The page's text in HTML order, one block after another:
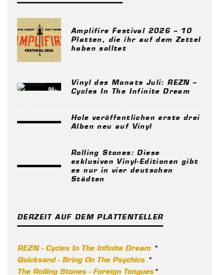
Amplifire Festival 2026 – 10
Platten, die ihr auf dem Zettel
haben solltet
84%
Vinyl des Monats Juli: REZN –
Cycles In The Infinite Dream
Hole veröffentlichen erste drei
Alben neu auf Vinyl
Rolling Stones: Diese
exklusiven Vinyl-Editionen gibt
es nur in vier deutschen
Städten
DERZEIT AUF DEM PLATTENTELLER
REZN - Cycles In The Infinite Dream*
Quicksand - Bring On The Psychics*
The Rolling Stones - Foreign Tongues*